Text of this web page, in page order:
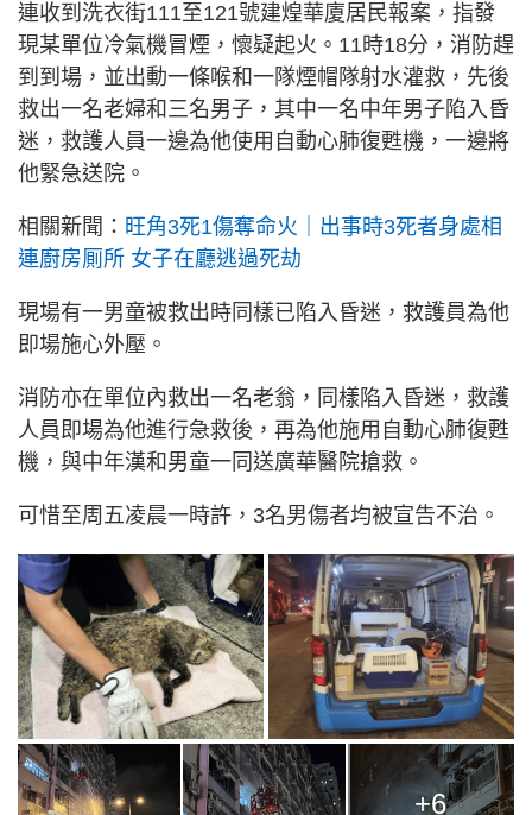
連收到洗衣街111至121號建煌華廈居民報案，指發
現某單位冷氣機冒煙，懷疑起火。11時18分，消防趕
到到場，並出動一條喉和一隊煙帽隊射水灌救，先後
救出一名老婦和三名男子，其中一名中年男子陷入昏
迷，救護人員一邊為他使用自動心肺復甦機，一邊將
他緊急送院。
相關新聞： 旺角3死1傷奪命火｜出事時3死者身處相
連廚房厠所 女子在廳逃過死劫
現場有一男童被救出時同樣已陷入昏迷，救護員為他
即場施心外壓。
消防亦在單位內救出一名老翁，同樣陷入昏迷，救護
人員即場為他進行急救後，再為他施用自動心肺復甦
機，與中年漢和男童一同送廣華醫院搶救。
可惜至周五凌晨一時許，3名男傷者均被宣告不治。
+6